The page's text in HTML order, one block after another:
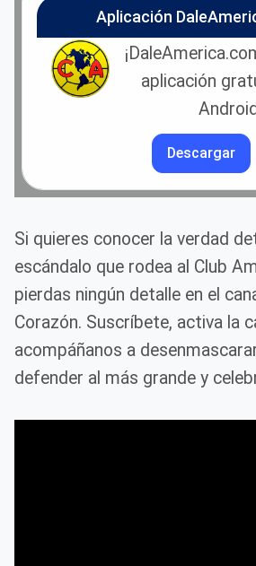
Aplicación
aplicación
Descargar
Si quieres conocer la verdad
escándalo que rodea al Club
pierdas ningún detalle en el
Corazón. Suscríbete, activa la
acompáñanos a
defender al más grande y